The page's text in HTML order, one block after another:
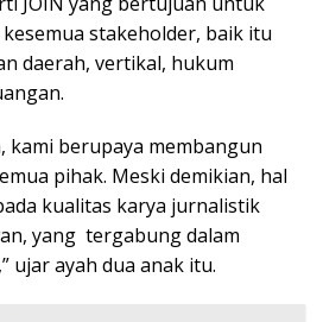
stakeholder, baik itu
daerah, vertikal, hukum
kami berupaya membangun
pihak. Meski demikian, hal
kualitas karya jurnalistik
yang tergabung dalam
ujar ayah dua anak itu.